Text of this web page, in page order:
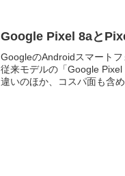
Google Pixel 8aと
GoogleのAndroidスマート
従来モデルの「Google
違いのほか、コスパ面も含